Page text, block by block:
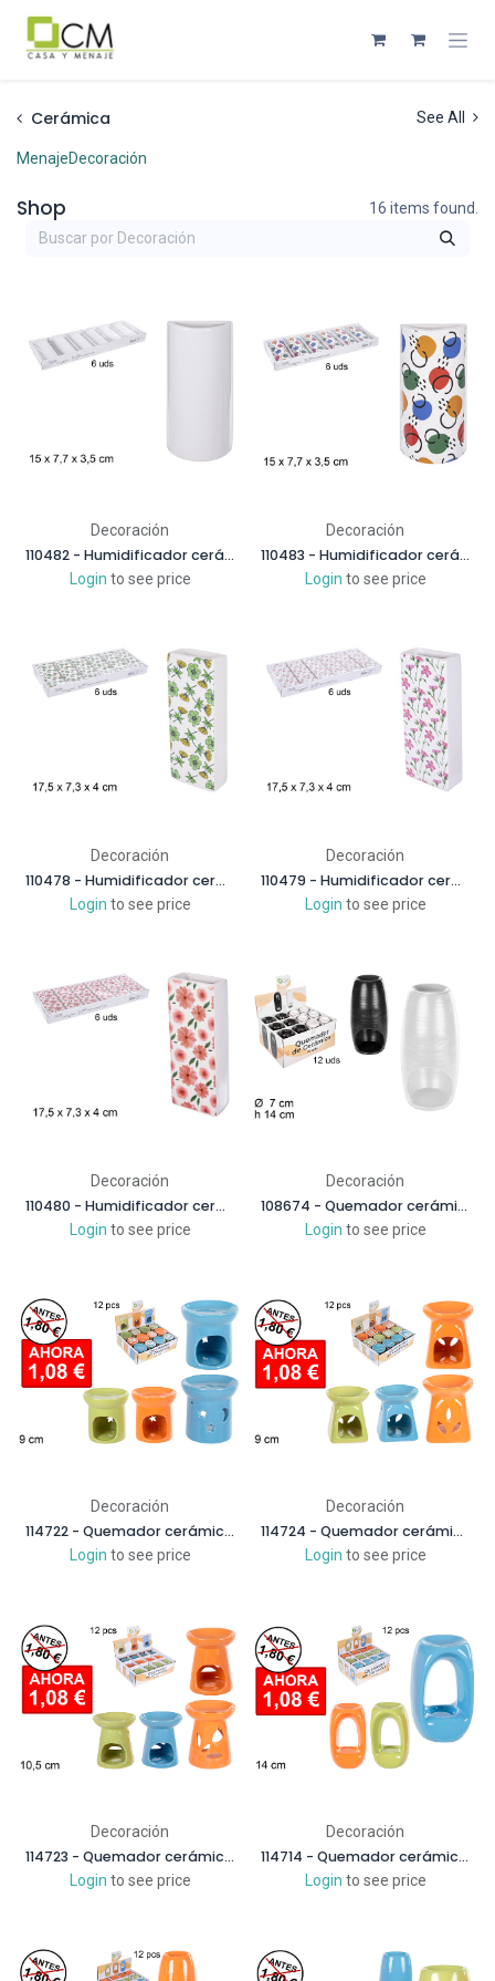
Cerámica See All
MenajeDecoración
Shop 16 items found.
Decoración
110482 - Humidificador cerámica semicírculo blanco
Login to see price
Decoración
110483 - Humidificador cerámica semicírculo decorado abstracto
Login to see price
Decoración
110478 - Humidificador cerámica rectangular decorado crisantemo
Login to see price
Decoración
110479 - Humidificador cerámica rectangular decorado lirios
Login to see price
Decoración
110480 - Humidificador cerámica rectangular decorado cosmos
Login to see price
Decoración
108674 - Quemador cerámica blanco/negro cilindro 14 cm
Login to see price
Decoración
114722 - Quemador cerámica colores surtidos decorado estrellas 9 cm
Login to see price
Decoración
114724 - Quemador cerámica cuadrado hojas colores surtidos 9 cm
Login to see price
Decoración
114723 - Quemador cerámica redondo colores surtidos 10,5 cm
Login to see price
Decoración
114714 - Quemador cerámica cuadrado alto colores surtidos 14 cm
Login to see price